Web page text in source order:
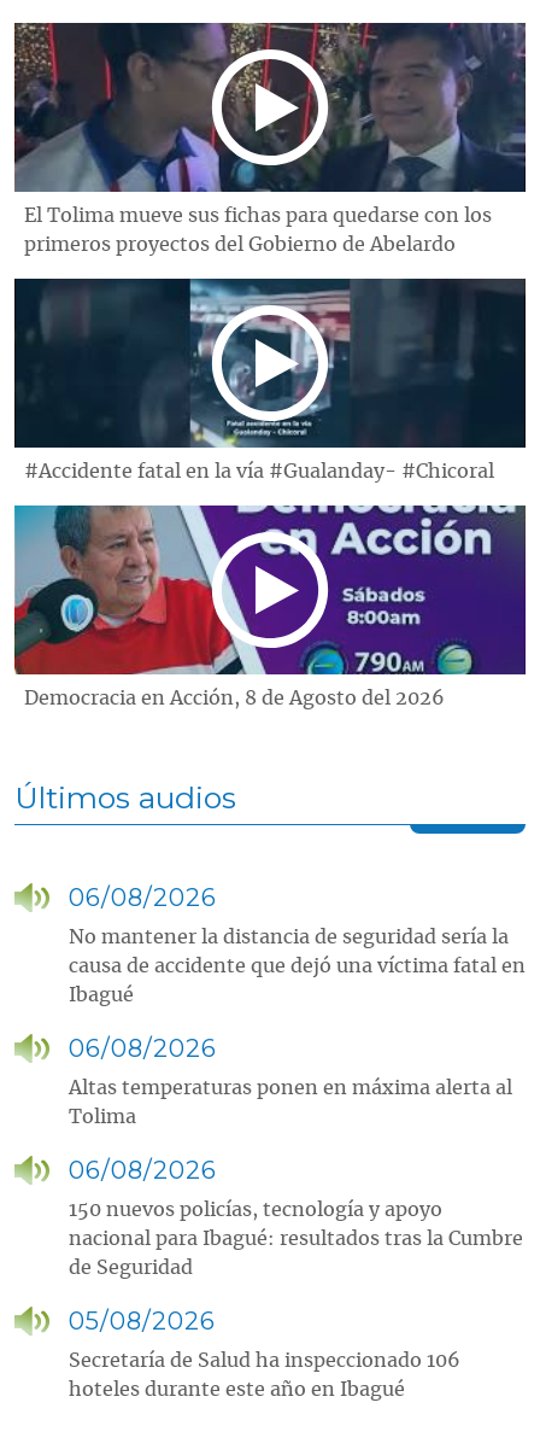
El Tolima mueve sus fichas para quedarse con los
primeros proyectos del Gobierno de Abelardo
#Accidente fatal en la vía #Gualanday- #Chicoral
Democracia en Acción, 8 de Agosto del 2026
Últimos audios
06/08/2026
No mantener la distancia de seguridad sería la
causa de accidente que dejó una víctima fatal en
Ibagué
06/08/2026
Altas temperaturas ponen en máxima alerta al
Tolima
06/08/2026
150 nuevos policías, tecnología y apoyo
nacional para Ibagué: resultados tras la Cumbre
de Seguridad
05/08/2026
Secretaría de Salud ha inspeccionado 106
hoteles durante este año en Ibagué